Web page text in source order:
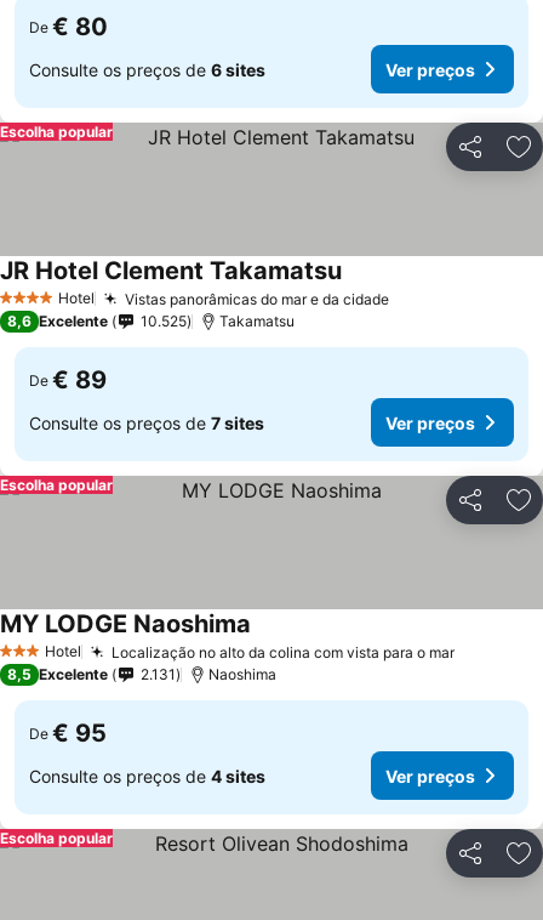
De € 80
Consulte os preços de 6 sites Ver preços
Partilhar
Escolha popular
4 EstrelasHotel Vistas panorâmicas do mar e da cidade
JR Hotel Clement Takamatsu
8,6 Excelente 10.525 Takamatsu
De € 89
Consulte os preços de 7 sites Ver preços
Partilhar
Escolha popular
3 EstrelasHotel Localização no alto da colina com vista para o mar
MY LODGE Naoshima
8,5 Excelente 2.131 Naoshima
De € 95
Consulte os preços de 4 sites Ver preços
Partilhar
Escolha popular